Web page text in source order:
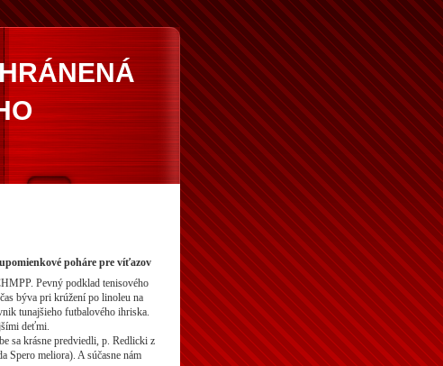
poháre pre víťazov
Pevný podklad tenisového
býva pri krúžení po linoleu na
tunajšieho futbalového ihriska.
deťmi.
sa krásne predviedli, p. Redlicki z
Spero meliora). A súčasne nám